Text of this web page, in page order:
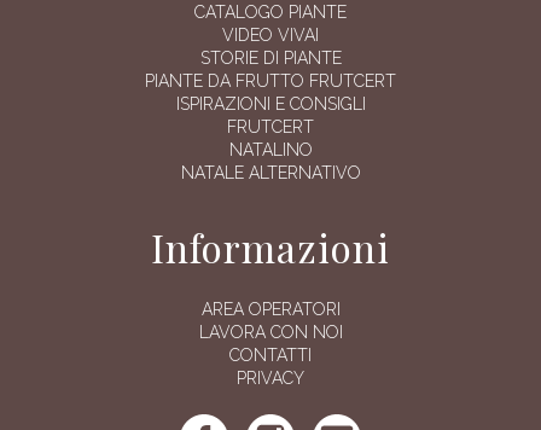
CATALOGO PIANTE
VIDEO VIVAI
STORIE DI PIANTE
PIANTE DA FRUTTO FRUTCERT
ISPIRAZIONI E CONSIGLI
FRUTCERT
NATALINO
NATALE ALTERNATIVO
Informazioni
AREA OPERATORI
LAVORA CON NOI
CONTATTI
PRIVACY